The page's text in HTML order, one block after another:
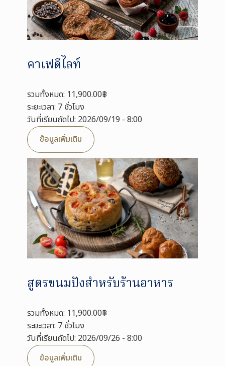
คาเฟดีไลท์
รวมทั้งหมด: 11,900.00฿
ระยะเวลา: 7 ชั่วโมง
วันที่เรียนถัดไป: 2026/09/19 - 8:00
ข้อมูลเพิ่มเติม
สูตรขนมปังสำหรับร้านอาหาร
รวมทั้งหมด: 11,900.00฿
ระยะเวลา: 7 ชั่วโมง
วันที่เรียนถัดไป: 2026/09/26 - 8:00
ข้อมูลเพิ่มเติม